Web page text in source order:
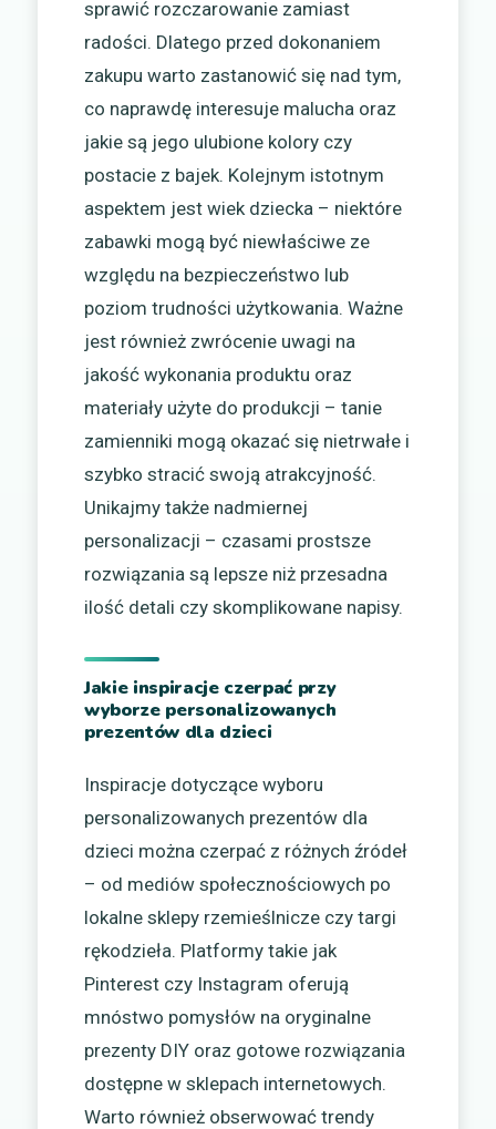
sprawić rozczarowanie zamiast
radości. Dlatego przed dokonaniem
zakupu warto zastanowić się nad tym,
co naprawdę interesuje malucha oraz
jakie są jego ulubione kolory czy
postacie z bajek. Kolejnym istotnym
aspektem jest wiek dziecka – niektóre
zabawki mogą być niewłaściwe ze
względu na bezpieczeństwo lub
poziom trudności użytkowania. Ważne
jest również zwrócenie uwagi na
jakość wykonania produktu oraz
materiały użyte do produkcji – tanie
zamienniki mogą okazać się nietrwałe i
szybko stracić swoją atrakcyjność.
Unikajmy także nadmiernej
personalizacji – czasami prostsze
rozwiązania są lepsze niż przesadna
ilość detali czy skomplikowane napisy.
Jakie inspiracje czerpać przy
wyborze personalizowanych
prezentów dla dzieci
Inspiracje dotyczące wyboru
personalizowanych prezentów dla
dzieci można czerpać z różnych źródeł
– od mediów społecznościowych po
lokalne sklepy rzemieślnicze czy targi
rękodzieła. Platformy takie jak
Pinterest czy Instagram oferują
mnóstwo pomysłów na oryginalne
prezenty DIY oraz gotowe rozwiązania
dostępne w sklepach internetowych.
Warto również obserwować trendy